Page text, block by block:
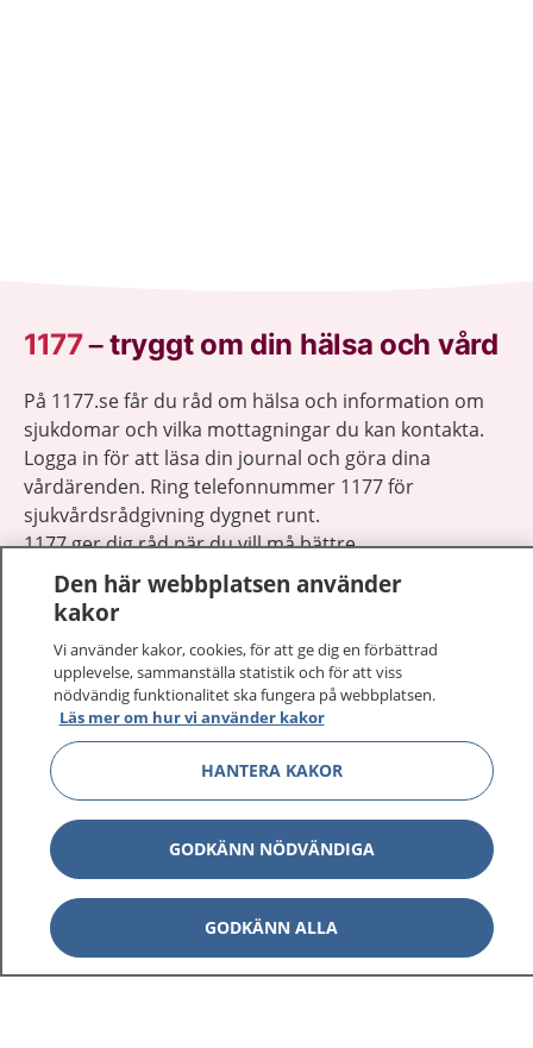
1177–tryggt om din hälsa och vård
På 1177.se får du råd om hälsa och information om
sjukdomar och vilka mottagningar du kan kontakta.
Logga in för att läsa din journal och göra dina
vårdärenden. Ring telefonnummer 1177 för
sjukvårdsrådgivning dygnet runt.
1177 ger dig råd när du vill må bättre.
1177 på flera språk
Om 1177 Visa
Kontakt Visa
Behandling av personuppgifter
Hantering av kakor
Den här webbplatsen använder
kakor
Vi använder kakor, cookies, för att ge dig en förbättrad
upplevelse, sammanställa statistik och för att viss
nödvändig funktionalitet ska fungera på webbplatsen.
Läs mer om hur vi använder kakor
HANTERA KAKOR
GODKÄNN NÖDVÄNDIGA
GODKÄNN ALLA